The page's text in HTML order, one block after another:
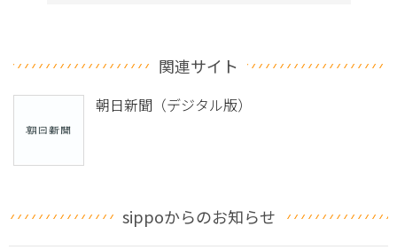
関連サイト
朝日新聞（デジタル版）
sippoからのお知らせ